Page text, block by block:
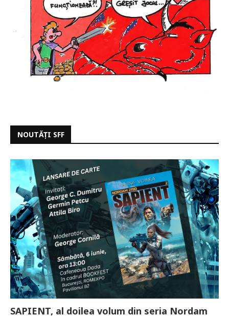
NOUTĂȚI SFF
SAPIENT, al doilea volum din seria Nordam